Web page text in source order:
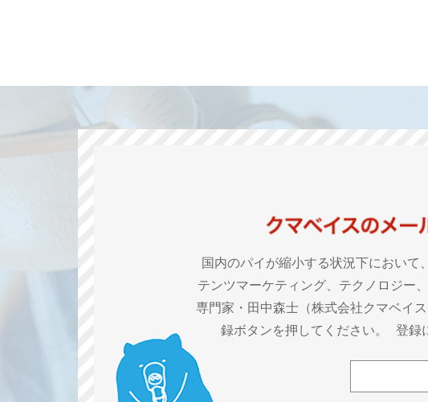
国内のパイが縮小する状況下におい
テンツマーケティング、テクノロジー
専門家・田中森士（株式会社クマベイ
録ボタンを押してください。 登録